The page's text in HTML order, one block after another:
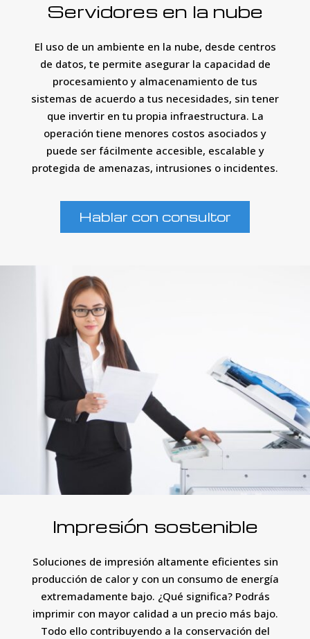
Servidores en la nube
El uso de un ambiente en la nube, desde centros
de datos, te permite asegurar la capacidad de
procesamiento y almacenamiento de tus
sistemas de acuerdo a tus necesidades, sin tener
que invertir en tu propia infraestructura. La
operación tiene menores costos asociados y
puede ser fácilmente accesible, escalable y
protegida de amenazas, intrusiones o incidentes.
Hablar con consultor
Impresión sostenible
Soluciones de impresión altamente eficientes sin
producción de calor y con un consumo de energía
extremadamente bajo. ¿Qué significa? Podrás
imprimir con mayor calidad a un precio más bajo.
Todo ello contribuyendo a la conservación del